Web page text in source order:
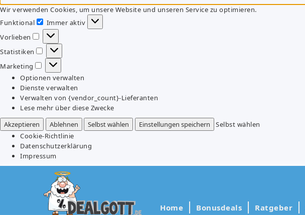
Wir verwenden Cookies, um unsere Website und unseren Service zu optimieren.
Funktional
Funktional
Immer aktiv
Vorlieben
Vorlieben
Statistiken
Statistiken
Marketing
Marketing
Optionen verwalten
Dienste verwalten
Verwalten von {vendor_count}-Lieferanten
Lese mehr über diese Zwecke
Akzeptieren
Ablehnen Selbst wählen Einstellungen speichern
Selbst wählen
Cookie-Richtlinie
Datenschutzerklärung
Impressum
Home Bonusdeals Ratgeber